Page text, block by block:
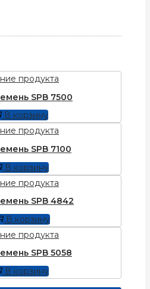
SPB 7500
В корзину
SPB 7100
В корзину
SPB 4842
В корзину
SPB 5058
В корзину